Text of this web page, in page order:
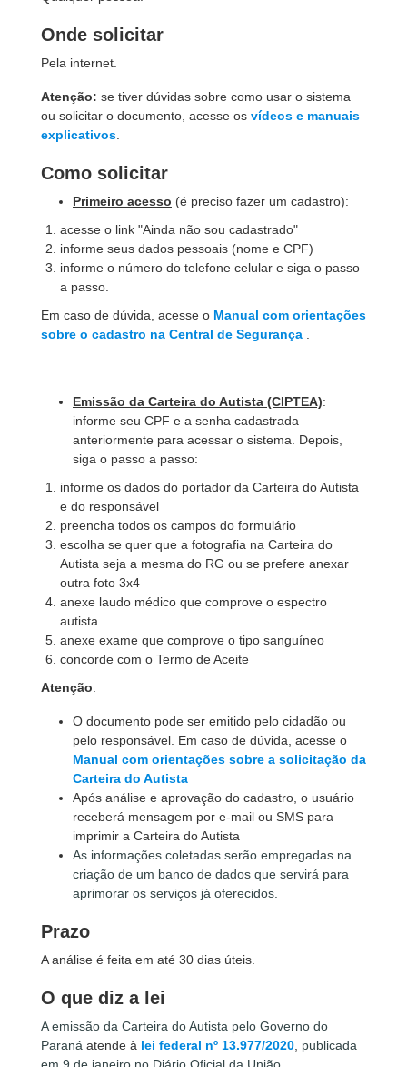
Onde solicitar
Pela internet.
Atenção: se tiver dúvidas sobre como usar o sistema
ou solicitar o documento, acesse os vídeos e manuais
explicativos
Como solicitar
Primeiro acesso (é preciso fazer um cadastro):
acesse o link "Ainda não sou cadastrado"
informe seus dados pessoais (nome e CPF)
informe o número do telefone celular e siga o passo
a passo.
Em caso de dúvida, acesse o Manual com orientações
sobre o cadastro na Central de Segurança
Emissão da Carteira do Autista (CIPTEA):
informe seu CPF e a senha cadastrada
anteriormente para acessar o sistema. Depois,
siga o passo a passo:
informe os dados do portador da Carteira do Autista
e do responsável
preencha todos os campos do formulário
escolha se quer que a fotografia na Carteira do
Autista seja a mesma do RG ou se prefere anexar
outra foto 3x4
anexe laudo médico que comprove o espectro
autista
anexe exame que comprove o tipo sanguíneo
concorde com o Termo de Aceite
Atenção:
O documento pode ser emitido pelo cidadão ou
pelo responsável. Em caso de dúvida, acesse o
Manual com orientações sobre a solicitação da
Carteira do Autista
Após análise e aprovação do cadastro, o usuário
receberá mensagem por e-mail ou SMS para
imprimir a Carteira do Autista
As informações coletadas serão empregadas na
criação de um banco de dados que servirá para
aprimorar os serviços já oferecidos.
Prazo
A análise é feita em até 30 dias úteis.
O que diz a lei
A emissão da Carteira do Autista pelo Governo do
Paraná atende à lei federal nº 13.977/2020 publicada